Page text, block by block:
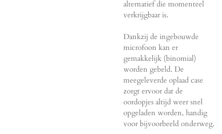
alternatief die momenteel
verkrijgbaar is.
Dankzij de ingebouwde
microfoon kan er
gemakkelijk (binomial)
worden gebeld. De
meegeleverde oplaad case
zorgt ervoor dat de
oordopjes altijd weer snel
opgeladen worden, handig
voor bijvoorbeeld onderweg.